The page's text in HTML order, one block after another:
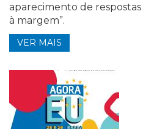
aparecimento de respostas
à margem”.
VER MAIS